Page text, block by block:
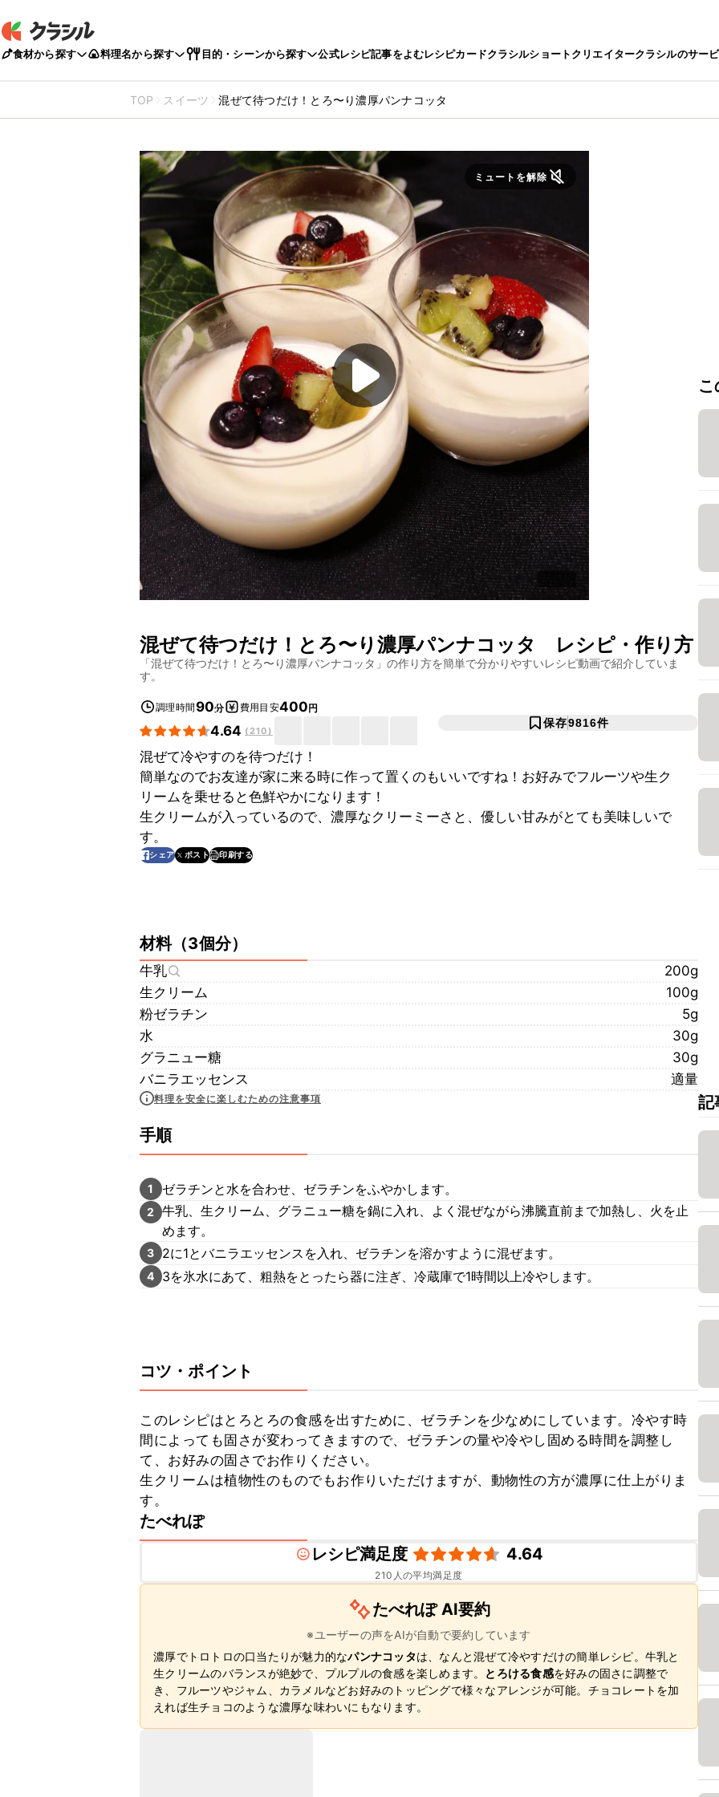
食材から探す 料理名から探す 目的・シーンから探す 公式レシピ記事をよむレシピカードクラシルショートクリエイタークラシルのサー
TOP スイーツ 混ぜて待つだけ！とろ〜り濃厚パンナコッタ
ミュートを解除
混ぜて待つだけ！とろ〜り濃厚パンナコッタ レシピ・作り方
「混ぜて待つだけ！とろ〜り濃厚パンナコッタ 」の作り方を簡単で分かりやすいレシピ動画で紹介していま
す。
調理時間90分 費用目安400円
4.64 (210)
保存9816件
混ぜて冷やすのを待つだけ！
簡単なのでお友達が家に来る時に作って置くのもいいですね！お好みでフルーツや生ク
リームを乗せると色鮮やかになります！
生クリームが入っているので、濃厚なクリーミーさと、優しい甘みがとても美味しいで
す。
シェア ポスト 印刷する
材料（3個分）
牛乳
200g
生クリーム
100g
粉ゼラチン
5g
水
30g
グラニュー糖
30g
バニラエッセンス
適量
料理を安全に楽しむための注意事項
手順
1 ゼラチンと水を合わせ、ゼラチンをふやかします。
2
牛乳、生クリーム、グラニュー糖を鍋に入れ、よく混ぜながら沸騰直前まで加熱し、火を止
めます。
3 2に1とバニラエッセンスを入れ、ゼラチンを溶かすように混ぜます。
4 3を氷水にあて、粗熱をとったら器に注ぎ、冷蔵庫で1時間以上冷やします。
コツ・ポイント
このレシピはとろとろの食感を出すために、ゼラチンを少なめにしています。冷やす時
間によっても固さが変わってきますので、ゼラチンの量や冷やし固める時間を調整し
て、お好みの固さでお作りください。
生クリームは植物性のものでもお作りいただけますが、動物性の方が濃厚に仕上がりま
す。
たべれぽ
レシピ満足度
4.64
210 人の平均満足度
たべれぽ AI要約
※ユーザーの声をAIが自動で要約しています
濃厚でトロトロの口当たりが魅力的なパンナコッタは、なんと混ぜて冷やすだけの簡単レシピ。牛乳と
生クリームのバランスが絶妙で、プルプルの食感を楽しめます。
とろける食感を好みの固さに調整で
き、フルーツやジャム、カラメルなどお好みのトッピングで様々なアレンジが可能。チョコレートを加
えれば生チョコのような濃厚な味わいにもなります。
記